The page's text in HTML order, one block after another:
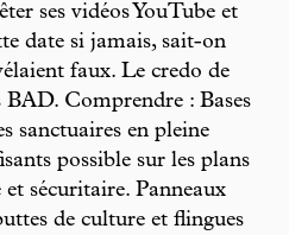
ses vidéos YouTube et
date si jamais, sait-on
faux. Le credo de
Comprendre : Bases
sanctuaires en pleine
possible sur les plans
sécuritaire. Panneaux
de culture et flingues